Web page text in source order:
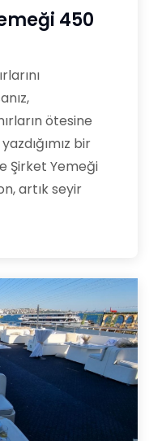
450
ötesine
bir
Şirket Yemeği
artık seyir